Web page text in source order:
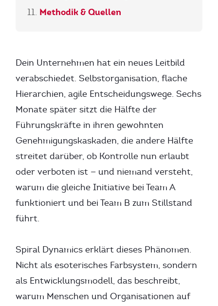
Methodik & Quellen
Dein Unternehmen hat ein neues Leitbild
verabschiedet. Selbstorganisation, flache
Hierarchien, agile Entscheidungswege. Sechs
Monate später sitzt die Hälfte der
Führungskräfte in ihren gewohnten
Genehmigungskaskaden, die andere Hälfte
streitet darüber, ob Kontrolle nun erlaubt
oder verboten ist — und niemand versteht,
warum die gleiche Initiative bei Team A
funktioniert und bei Team B zum Stillstand
führt.
Spiral Dynamics erklärt dieses Phänomen.
Nicht als esoterisches Farbsystem, sondern
als Entwicklungsmodell, das beschreibt,
warum Menschen und Organisationen auf